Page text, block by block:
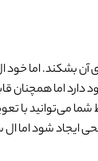
اما خود
اما همچنان
شما
ایجاد شود